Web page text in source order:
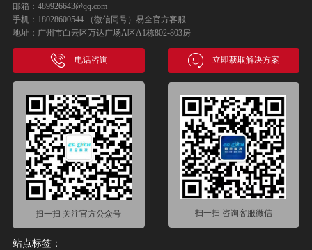
邮箱：489926643@qq.com
手机：18028600544 （微信同号）易全官方客服
地址：广州市白云区万达广场A区A1栋802-803房
电话咨询 立即获取解决方案
扫一扫 关注官方公众号 扫一扫 咨询客服微信
站点标签：